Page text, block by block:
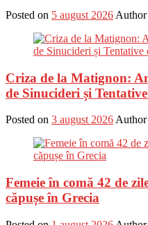
Posted on 5 august 2026 Author
Criza de la Matignon:
de Sinucideri și
Posted on 3 august 2026 Author
Femeie în comă 42 de
căpușe în Grecia